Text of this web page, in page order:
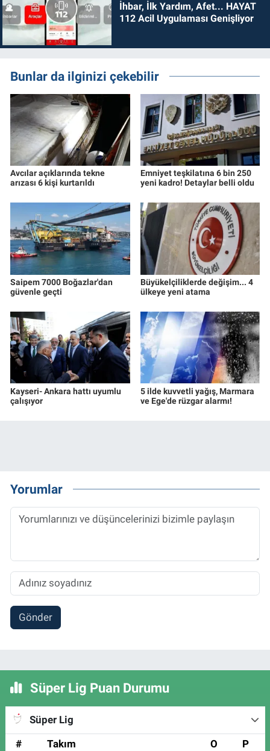
İhbar, İlk Yardım, Afet... HAYAT
112 Acil Uygulaması Genişliyor
Bunlar da ilginizi çekebilir
Avcılar açıklarında tekne
arızası 6 kişi kurtarıldı
Emniyet teşkilatına 6 bin 250
yeni kadro! Detaylar belli oldu
Saipem 7000 Boğazlar'dan
güvenle geçti
Büyükelçiliklerde değişim... 4
ülkeye yeni atama
Kayseri- Ankara hattı uyumlu
çalışıyor
5 ilde kuvvetli yağış, Marmara
ve Ege'de rüzgar alarmı!
Yorumlar
Gönder
Süper Lig Puan Durumu
Süper Lig
#
Takım O P